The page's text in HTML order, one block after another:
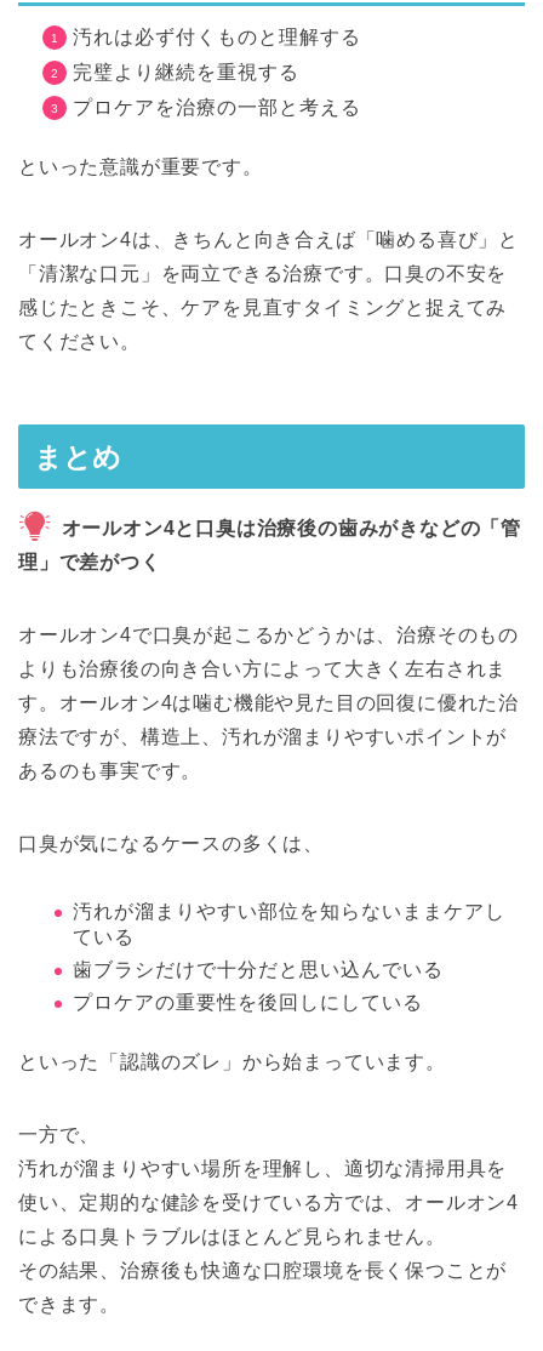
汚れは必ず付くものと理解する
完璧より継続を重視する
プロケアを治療の一部と考える
といった意識が重要です。
オールオン4は、きちんと向き合えば「噛める喜び」と
「清潔な口元」を両立できる治療です。口臭の不安を
感じたときこそ、ケアを見直すタイミングと捉えてみ
てください。
まとめ
オールオン4と口臭は治療後の歯みがきなどの「管
理」で差がつく
オールオン4で口臭が起こるかどうかは、治療そのもの
よりも治療後の向き合い方によって大きく左右されま
す。オールオン4は噛む機能や見た目の回復に優れた治
療法ですが、構造上、汚れが溜まりやすいポイントが
あるのも事実です。
口臭が気になるケースの多くは、
汚れが溜まりやすい部位を知らないままケアし
ている
歯ブラシだけで十分だと思い込んでいる
プロケアの重要性を後回しにしている
といった「認識のズレ」から始まっています。
一方で、
汚れが溜まりやすい場所を理解し、適切な清掃用具を
使い、定期的な健診を受けている方では、オールオン4
による口臭トラブルはほとんど見られません。
その結果、治療後も快適な口腔環境を長く保つことが
できます。